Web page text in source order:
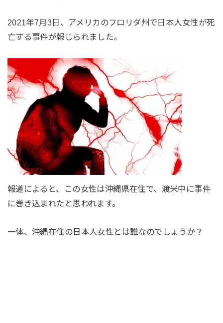
2021年7月3日、アメリカのフロリダ州で日本人女性が死
亡する事件が報じられました。
報道によると、この女性は沖縄県在住で、渡米中に事件
に巻き込まれたと思われます。
一体、沖縄在住の日本人女性とは誰なのでしょうか？